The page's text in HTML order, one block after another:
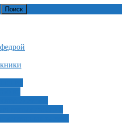
университет